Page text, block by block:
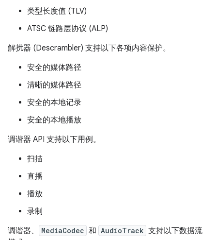
类型长度值 (TLV)
ATSC 链路层协议 (ALP)
解扰器 (Descrambler) 支持以下各项内容保护。
安全的媒体路径
清晰的媒体路径
安全的本地记录
安全的本地播放
调谐器 API 支持以下用例。
扫描
直播
播放
录制
调谐器、
MediaCodec 和 AudioTrack 支持以下数据流